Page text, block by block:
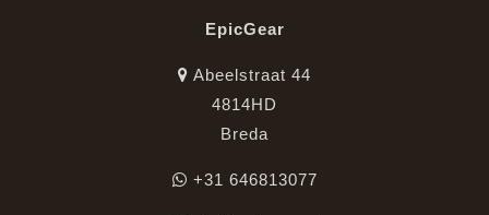
EpicGear
Abeelstraat 44
4814HD
Breda
+31 646813077